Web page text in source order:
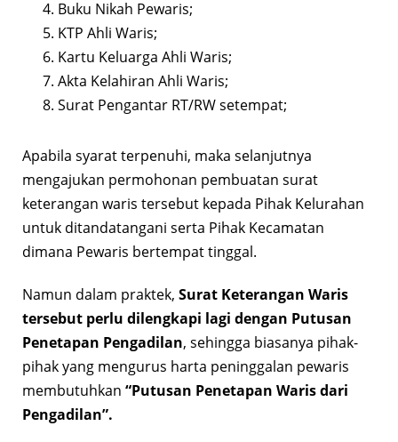
Buku Nikah Pewaris;
KTP Ahli Waris;
Kartu Keluarga Ahli Waris;
Akta Kelahiran Ahli Waris;
Surat Pengantar RT/RW setempat;
Apabila syarat terpenuhi, maka selanjutnya
mengajukan permohonan pembuatan surat
keterangan waris tersebut kepada Pihak Kelurahan
untuk ditandatangani serta Pihak Kecamatan
dimana Pewaris bertempat tinggal.
Namun dalam praktek, Surat Keterangan Waris
tersebut perlu dilengkapi lagi dengan Putusan
Penetapan Pengadilan, sehingga biasanya pihak-
pihak yang mengurus harta peninggalan pewaris
membutuhkan “Putusan Penetapan Waris dari
Pengadilan”.